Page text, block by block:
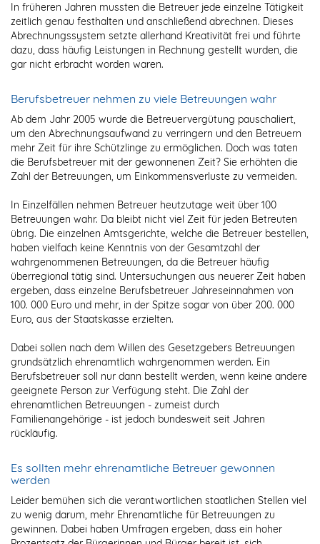
In früheren Jahren mussten die Betreuer jede einzelne Tätigkeit
zeitlich genau festhalten und anschließend abrechnen. Dieses
Abrechnungssystem setzte allerhand Kreativität frei und führte
dazu, dass häufig Leistungen in Rechnung gestellt wurden, die
gar nicht erbracht worden waren.
Berufsbetreuer nehmen zu viele Betreuungen wahr
Ab dem Jahr 2005 wurde die Betreuervergütung pauschaliert,
um den Abrechnungsaufwand zu verringern und den Betreuern
mehr Zeit für ihre Schützlinge zu ermöglichen. Doch was taten
die Berufsbetreuer mit der gewonnenen Zeit? Sie erhöhten die
Zahl der Betreuungen, um Einkommensverluste zu vermeiden.
In Einzelfällen nehmen Betreuer heutzutage weit über 100
Betreuungen wahr. Da bleibt nicht viel Zeit für jeden Betreuten
übrig. Die einzelnen Amtsgerichte, welche die Betreuer bestellen,
haben vielfach keine Kenntnis von der Gesamtzahl der
wahrgenommenen Betreuungen, da die Betreuer häufig
überregional tätig sind. Untersuchungen aus neuerer Zeit haben
ergeben, dass einzelne Berufsbetreuer Jahreseinnahmen von
100. 000 Euro und mehr, in der Spitze sogar von über 200. 000
Euro, aus der Staatskasse erzielten.
Dabei sollen nach dem Willen des Gesetzgebers Betreuungen
grundsätzlich ehrenamtlich wahrgenommen werden. Ein
Berufsbetreuer soll nur dann bestellt werden, wenn keine andere
geeignete Person zur Verfügung steht. Die Zahl der
ehrenamtlichen Betreuungen - zumeist durch
Familienangehörige - ist jedoch bundesweit seit Jahren
rückläufig.
Es sollten mehr ehrenamtliche Betreuer gewonnen
werden
Leider bemühen sich die verantwortlichen staatlichen Stellen viel
zu wenig darum, mehr Ehrenamtliche für Betreuungen zu
gewinnen. Dabei haben Umfragen ergeben, dass ein hoher